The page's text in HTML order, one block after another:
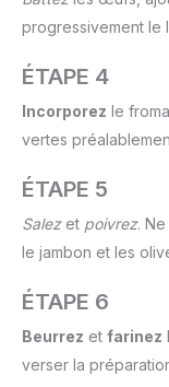
progressivement le
ÉTAPE 4
Incorporez le
vertes
ÉTAPE 5
Salezet poivrez.
le jambon et les
ÉTAPE 6
Beurrez et farinez
verser la